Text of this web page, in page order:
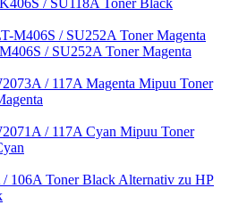
/ SU118A Toner Black
/ SU252A Toner Magenta
Mipuu Toner
Mipuu Toner
Alternativ zu HP